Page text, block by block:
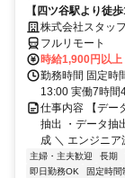
【四ツ谷駅より徒
以上◎ 来社不要の
株式会社スタッ
フルリモート
時給1,900円以上
勤務時間 固定時
13:00 実働7時間
仕事内容 【デー
抽出 ・データ抽
成 ＼ エンジニア
主婦・主夫歓迎 長期
即日勤務OK
固定時間